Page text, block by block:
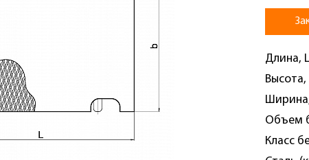
Длина,
Объем
Класс